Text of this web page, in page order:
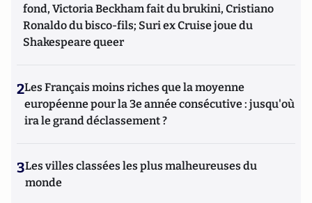
fond, Victoria Beckham fait du brukini, Cristiano
Ronaldo du bisco-fils; Suri ex Cruise joue du
Shakespeare queer
2Les Français moins riches que la moyenne
européenne pour la 3e année consécutive : jusqu'où
ira le grand déclassement ?
3Les villes classées les plus malheureuses du
monde